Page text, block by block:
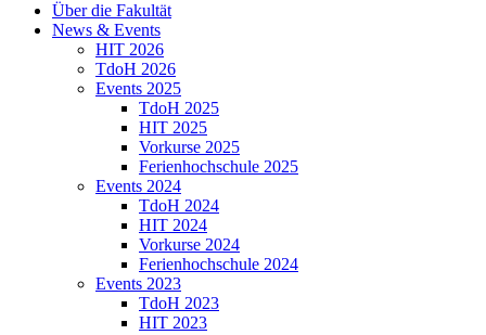
Über die Fakultät
News & Events
HIT 2026
TdoH 2026
Events 2025
TdoH 2025
HIT 2025
Vorkurse 2025
Ferienhochschule 2025
Events 2024
TdoH 2024
HIT 2024
Vorkurse 2024
Ferienhochschule 2024
Events 2023
TdoH 2023
HIT 2023